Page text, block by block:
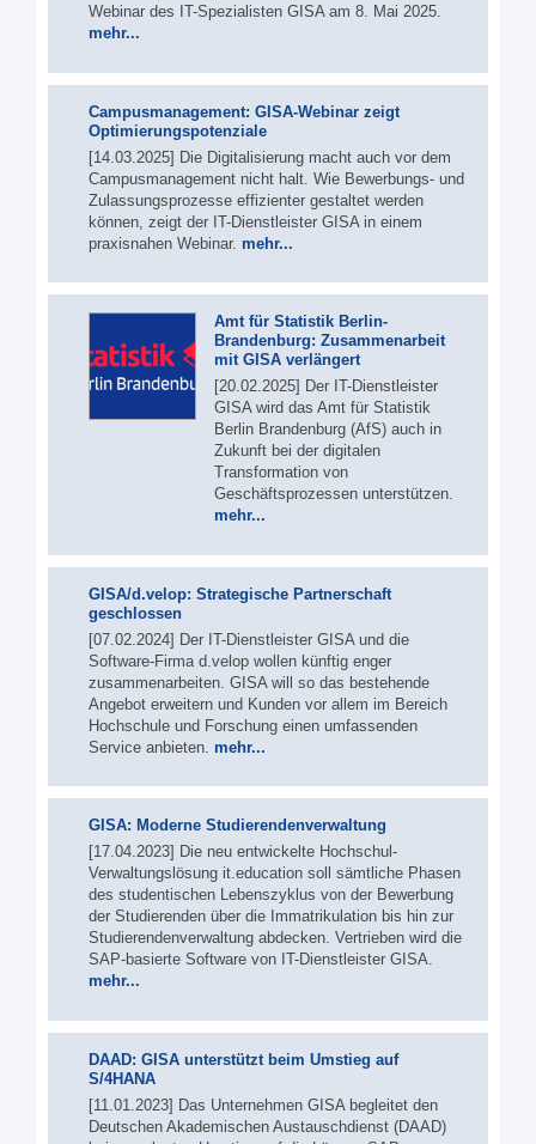
Webinar des IT-Spezialisten GISA am 8. Mai 2025.
mehr...
Campusmanagement: GISA-Webinar zeigt
Optimierungspotenziale
[14.03.2025] Die Digitalisierung macht auch vor dem
Campusmanagement nicht halt. Wie Bewerbungs- und
Zulassungsprozesse effizienter gestaltet werden
können, zeigt der IT-Dienstleister GISA in einem
praxisnahen Webinar. mehr...
Amt für Statistik Berlin-
Brandenburg: Zusammenarbeit
mit GISA verlängert
[20.02.2025] Der IT-Dienstleister
GISA wird das Amt für Statistik
Berlin Brandenburg (AfS) auch in
Zukunft bei der digitalen
Transformation von
Geschäftsprozessen unterstützen.
mehr...
GISA/d.velop: Strategische Partnerschaft
geschlossen
[07.02.2024] Der IT-Dienstleister GISA und die
Software-Firma d.velop wollen künftig enger
zusammenarbeiten. GISA will so das bestehende
Angebot erweitern und Kunden vor allem im Bereich
Hochschule und Forschung einen umfassenden
Service anbieten. mehr...
GISA: Moderne Studierendenverwaltung
[17.04.2023] Die neu entwickelte Hochschul-
Verwaltungslösung it.education soll sämtliche Phasen
des studentischen Lebenszyklus von der Bewerbung
der Studierenden über die Immatrikulation bis hin zur
Studierendenverwaltung abdecken. Vertrieben wird die
SAP-basierte Software von IT-Dienstleister GISA.
mehr...
DAAD: GISA unterstützt beim Umstieg auf
S/4HANA
[11.01.2023] Das Unternehmen GISA begleitet den
Deutschen Akademischen Austauschdienst (DAAD)